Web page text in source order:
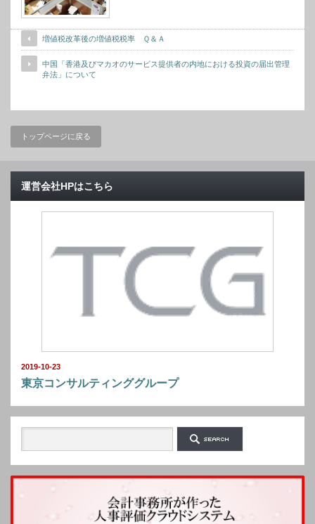
増値税改革後の増値税税率 Ｑ＆Ａ
中国「香港及びマカオのサービス提供者の内地における投資の届出管理
弁法」について
トップページに戻る
運営会社HPはこちら
2019-10-23
東京コンサルティンググループ